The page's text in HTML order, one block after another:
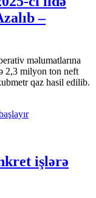
–
məlumatlarına
2,3 milyon ton neft
qaz hasil edilib.
işlərə